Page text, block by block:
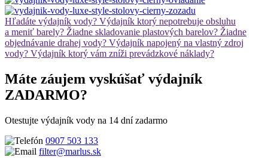
Hľadáte výdajník vody? Výdajník ktorý nepotrebuje obsluhu
a meniť barely? Žiadne skladovanie plastových barelov? Žiadne
objednávanie drahej vody? Výdajník napojený na vlastný zdroj
vody? Výdajník ktorý vám zníži prevádzkové náklady?
Máte záujem vyskúšať výdajník
ZADARMO?
Otestujte výdajník vody na 14 dní zadarmo
0907 503 133
filter@marlus.sk